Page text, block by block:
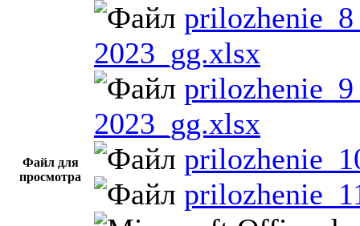
Файл для
просмотра
2023_gg.xlsx
2023_gg.xlsx